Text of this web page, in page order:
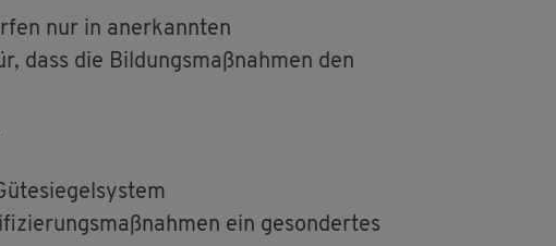
nur in an­er­kann­ten
dass die Bil­dungs­maß­nah­men den
ein ge­son­der­tes